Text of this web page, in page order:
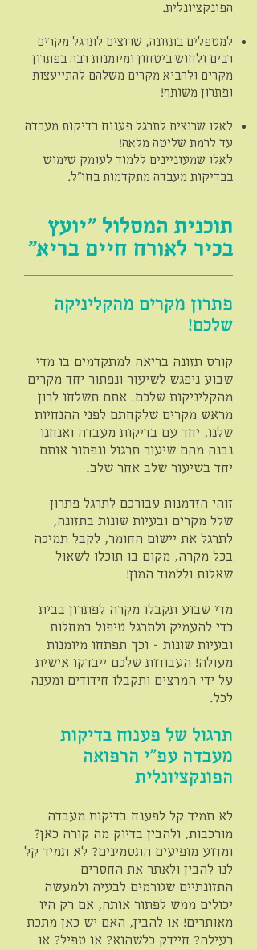
הפונקציונלית.
למטפלים בתזונה, שרוצים לתרגל מקרים
רבים ולחוש ביטחון ומיומנות רבה בפתרון
מקרים ולהביא מקרים משלהם להתייעצות
ופתרון משותף!
לאלו שרוצים לתרגל פענוח בדיקות מעבדה
עד לרמת שליטה מלאה!
לאלו שמעוניינים ללמוד לעומק שימוש
בבדיקות מעבדה מתקדמות בחו"ל.
תוכנית המסלול "יועץ
בכיר לאורח חיים בריא"
פתרון מקרים מהקליניקה
שלכם!
קורס תזונה בריאה למתקדמים בו מדי
שבוע ניפגש לשיעור ונפתור יחד מקרים
מהקליניקות שלכם. אתם תשלחו לרון
מראש מקרים שלקחתם לפני ההנחיות
שלנו, יחד עם בדיקות מעבדה ואנחנו
נבנה מהם שיעור תרגול ונפתור אותם
יחד בשיעור שלב אחר שלב.
זוהי הזדמנות עבורכם לתרגל פתרון
שלל מקרים ובעיות שונות בתזונה,
לתרגל את יישום החומר, לקבל תמיכה
בכל מקרה, מקום בו תוכלו לשאול
שאלות וללמוד המון!
מדי שבוע תקבלו מקרה לפתרון בבית
כדי להעמיק ולתרגל טיפול במחלות
ובעיות שונות - וכך תפתחו מיומנות
מעולה! העבודות שלכם ייבדקו אישית
על ידי המרצים ותקבלו חידודים ומענה
לכל.
תרגול של פענוח בדיקות
מעבדה עפ"י הרפואה
הפונקציונלית
לא תמיד קל לפענח בדיקות מעבדה
מורכבות, ולהבין בדיוק מה קורה כאן?
ומדוע מופיעים התסמינים? לא תמיד קל
לנו להבין ולאתר את החסרים
התזונתיים שגורמים לבעיה ולמעשה
יכולים ממש לפתור אותה, אם רק היו
מאותרים! או להבין, האם יש כאן מתכת
רעילה? חיידק כלשהוא? או טפיל? או